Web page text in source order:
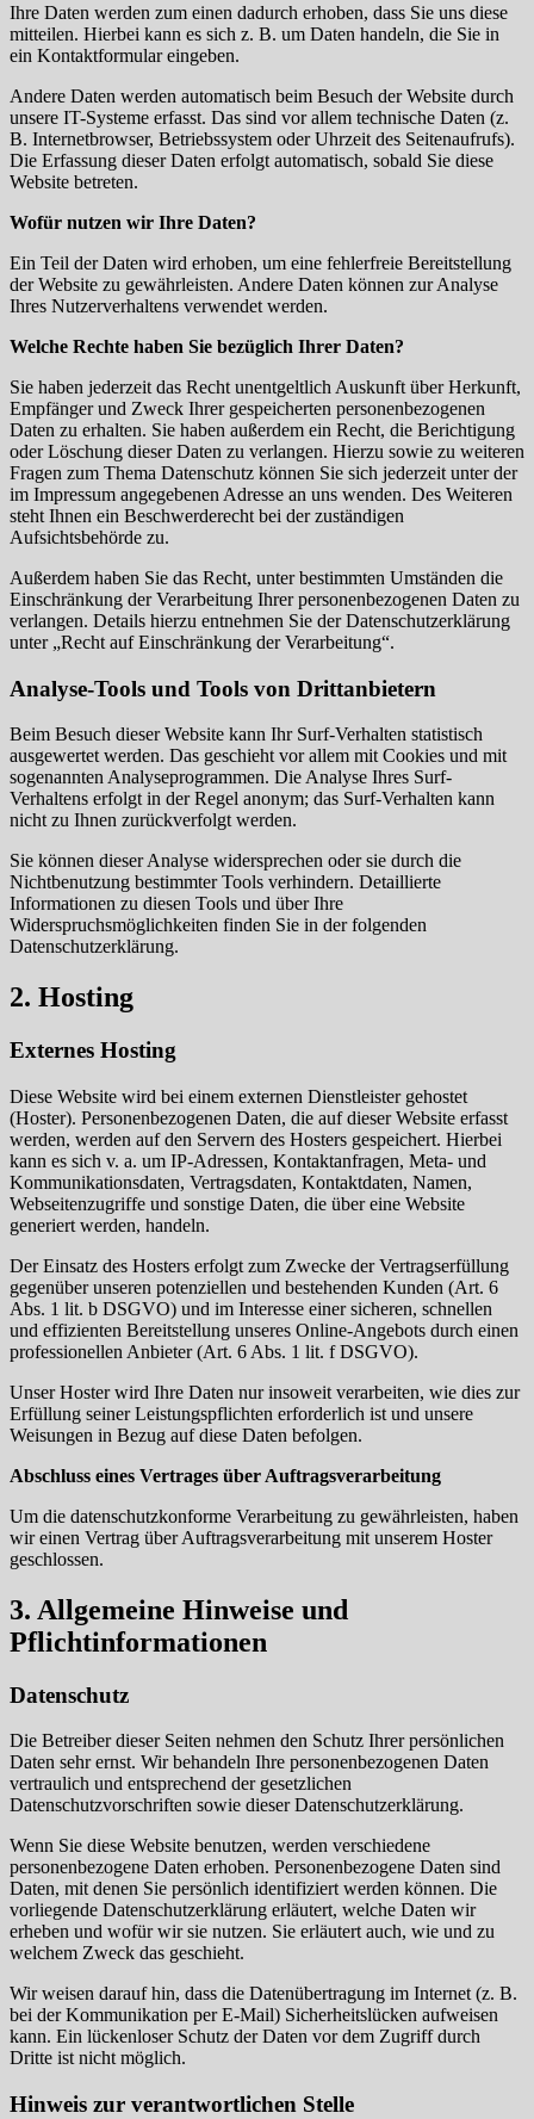
Ihre Daten werden zum einen dadurch erhoben, dass Sie uns diese
mitteilen. Hierbei kann es sich z. B. um Daten handeln, die Sie in
ein Kontaktformular eingeben.
Andere Daten werden automatisch beim Besuch der Website durch
unsere IT-Systeme erfasst. Das sind vor allem technische Daten (z.
B. Internetbrowser, Betriebssystem oder Uhrzeit des Seitenaufrufs).
Die Erfassung dieser Daten erfolgt automatisch, sobald Sie diese
Website betreten.
Wofür nutzen wir Ihre Daten?
Ein Teil der Daten wird erhoben, um eine fehlerfreie Bereitstellung
der Website zu gewährleisten. Andere Daten können zur Analyse
Ihres Nutzerverhaltens verwendet werden.
Welche Rechte haben Sie bezüglich Ihrer Daten?
Sie haben jederzeit das Recht unentgeltlich Auskunft über Herkunft,
Empfänger und Zweck Ihrer gespeicherten personenbezogenen
Daten zu erhalten. Sie haben außerdem ein Recht, die Berichtigung
oder Löschung dieser Daten zu verlangen. Hierzu sowie zu weiteren
Fragen zum Thema Datenschutz können Sie sich jederzeit unter der
im Impressum angegebenen Adresse an uns wenden. Des Weiteren
steht Ihnen ein Beschwerderecht bei der zuständigen
Aufsichtsbehörde zu.
Außerdem haben Sie das Recht, unter bestimmten Umständen die
Einschränkung der Verarbeitung Ihrer personenbezogenen Daten zu
verlangen. Details hierzu entnehmen Sie der Datenschutzerklärung
unter „Recht auf Einschränkung der Verarbeitung“.
Analyse-Tools und Tools von Drittanbietern
Beim Besuch dieser Website kann Ihr Surf-Verhalten statistisch
ausgewertet werden. Das geschieht vor allem mit Cookies und mit
sogenannten Analyseprogrammen. Die Analyse Ihres Surf-
Verhaltens erfolgt in der Regel anonym; das Surf-Verhalten kann
nicht zu Ihnen zurückverfolgt werden.
Sie können dieser Analyse widersprechen oder sie durch die
Nichtbenutzung bestimmter Tools verhindern. Detaillierte
Informationen zu diesen Tools und über Ihre
Widerspruchsmöglichkeiten finden Sie in der folgenden
Datenschutzerklärung.
2. Hosting
Externes Hosting
Diese Website wird bei einem externen Dienstleister gehostet
(Hoster). Personenbezogenen Daten, die auf dieser Website erfasst
werden, werden auf den Servern des Hosters gespeichert. Hierbei
kann es sich v. a. um IP-Adressen, Kontaktanfragen, Meta- und
Kommunikationsdaten, Vertragsdaten, Kontaktdaten, Namen,
Webseitenzugriffe und sonstige Daten, die über eine Website
generiert werden, handeln.
Der Einsatz des Hosters erfolgt zum Zwecke der Vertragserfüllung
gegenüber unseren potenziellen und bestehenden Kunden (Art. 6
Abs. 1 lit. b DSGVO) und im Interesse einer sicheren, schnellen
und effizienten Bereitstellung unseres Online-Angebots durch einen
professionellen Anbieter (Art. 6 Abs. 1 lit. f DSGVO).
Unser Hoster wird Ihre Daten nur insoweit verarbeiten, wie dies zur
Erfüllung seiner Leistungspflichten erforderlich ist und unsere
Weisungen in Bezug auf diese Daten befolgen.
Abschluss eines Vertrages über Auftragsverarbeitung
Um die datenschutzkonforme Verarbeitung zu gewährleisten, haben
wir einen Vertrag über Auftragsverarbeitung mit unserem Hoster
geschlossen.
3. Allgemeine Hinweise und
Pflichtinformationen
Datenschutz
Die Betreiber dieser Seiten nehmen den Schutz Ihrer persönlichen
Daten sehr ernst. Wir behandeln Ihre personenbezogenen Daten
vertraulich und entsprechend der gesetzlichen
Datenschutzvorschriften sowie dieser Datenschutzerklärung.
Wenn Sie diese Website benutzen, werden verschiedene
personenbezogene Daten erhoben. Personenbezogene Daten sind
Daten, mit denen Sie persönlich identifiziert werden können. Die
vorliegende Datenschutzerklärung erläutert, welche Daten wir
erheben und wofür wir sie nutzen. Sie erläutert auch, wie und zu
welchem Zweck das geschieht.
Wir weisen darauf hin, dass die Datenübertragung im Internet (z. B.
bei der Kommunikation per E-Mail) Sicherheitslücken aufweisen
kann. Ein lückenloser Schutz der Daten vor dem Zugriff durch
Dritte ist nicht möglich.
Hinweis zur verantwortlichen Stelle